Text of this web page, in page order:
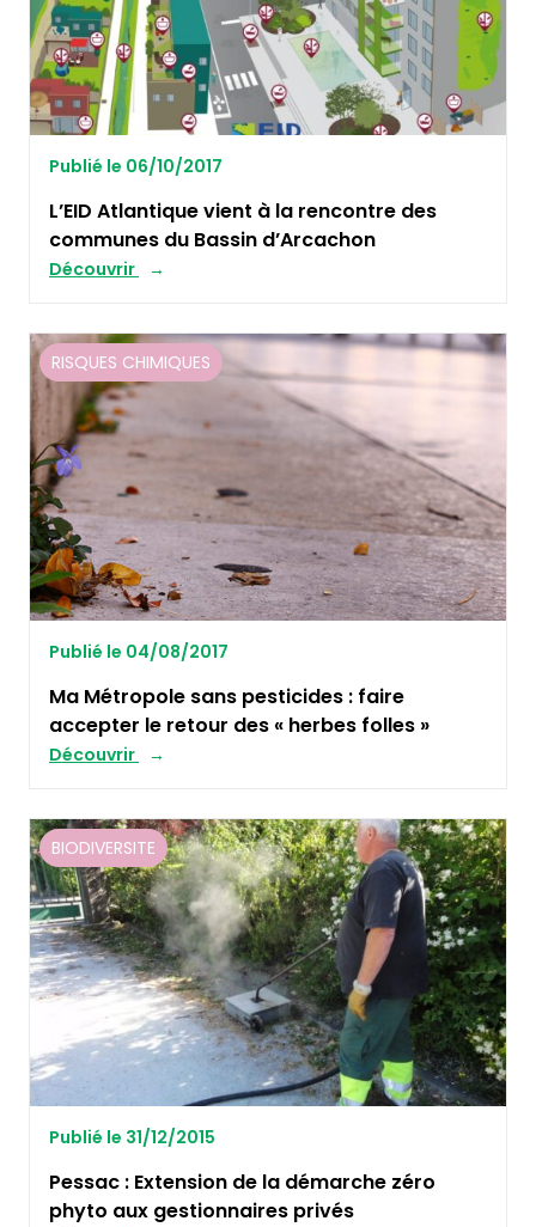
Publié le 06/10/2017
L’EID Atlantique vient à la rencontre des
communes du Bassin d’Arcachon
Découvrir
RISQUES CHIMIQUES
Publié le 04/08/2017
Ma Métropole sans pesticides : faire
accepter le retour des « herbes folles »
Découvrir
BIODIVERSITE
Publié le 31/12/2015
Pessac : Extension de la démarche zéro
phyto aux gestionnaires privés